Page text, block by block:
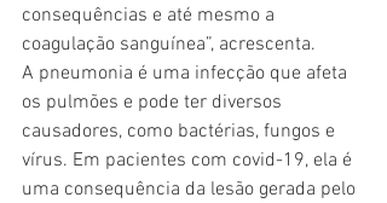
consequências e até mesmo a
coagulação sanguínea”, acrescenta.
A pneumonia é uma infecção que afeta
os pulmões e pode ter diversos
causadores, como bactérias, fungos e
vírus. Em pacientes com covid-19, ela é
uma consequência da lesão gerada pelo